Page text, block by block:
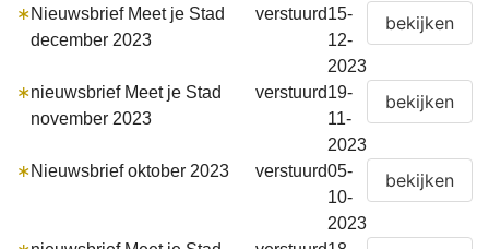
∗Nieuwsbrief Meet je Stad
december 2023
verstuurd15-
12-
2023
∗nieuwsbrief Meet je Stad
november 2023
verstuurd19-
11-
2023
∗Nieuwsbrief oktober 2023 verstuurd05-
10-
2023